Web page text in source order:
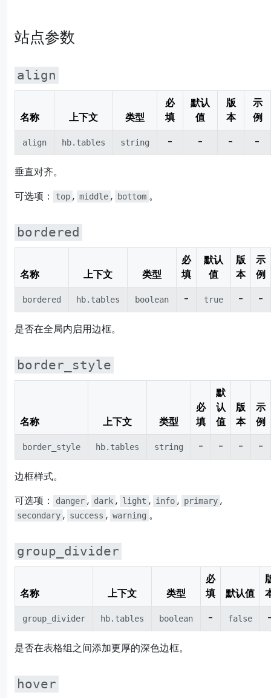
站点参数
align
名称 上下文 类型
必
填
默认
值
版
本
示
例
align hb.tables string - - - -
垂直对齐。
可选项：
top , middle , bottom 。
bordered
名称 上下文 类型
必
填
默认
值
版
本
示
例
bordered hb.tables boolean - true - -
是否在全局内启用边框。
border_style
名称 上下文 类型
必
填
默
认
值
版
本
示
例
border_style hb.tables string - - - -
边框样式。
可选项：
danger , dark , light , info , primary ,
secondary , success , warning 。
group_divider
名称 上下文 类型
必
填
默认值
group_divider hb.tables boolean - false
是否在表格组之间添加更厚的深色边框。
hover